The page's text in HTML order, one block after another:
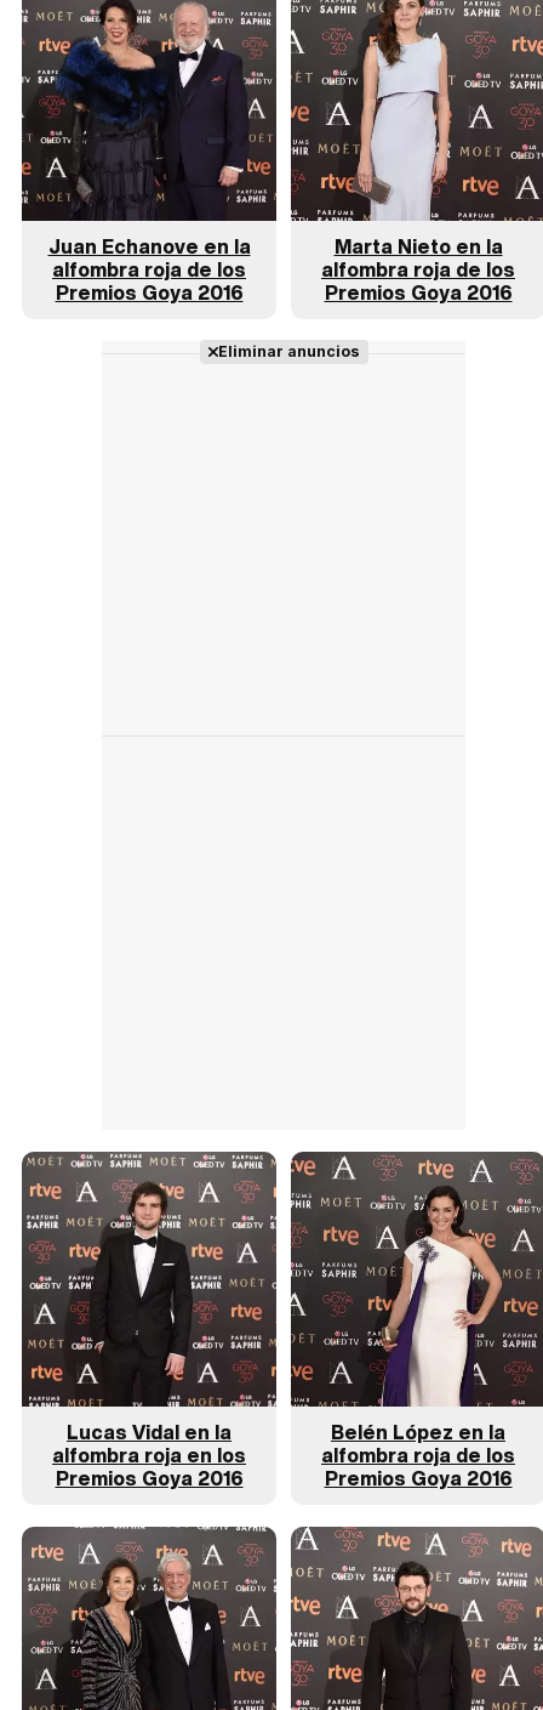
Juan Echanove en la
alfombra roja de los
Premios Goya 2016
Marta Nieto en la
alfombra roja de los
Premios Goya 2016
Eliminar anuncios
Lucas Vidal en la
alfombra roja en los
Premios Goya 2016
Belén López en la
alfombra roja de los
Premios Goya 2016